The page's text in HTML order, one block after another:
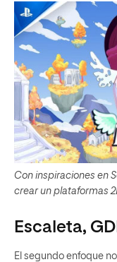
Con inspiraciones en
crear un plataformas
Escaleta,
El segundo enfoque